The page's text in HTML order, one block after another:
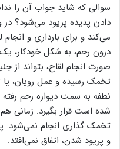
سوالی که شاید جواب آن را
دادن پدیده پریود می‌شود؟ در
می‌کند و برای بارداری و
درون رحم، به شکل خودکار،
صورت انجام لقاح، بتواند از
تخمک رسیده و عمل رویان،
نطفه به سمت دیواره رحم
شده است قرار بگیرد. زمانی
تخمک گذاری انجام
و پریود شدن، اتفاق نمی‌افتد.